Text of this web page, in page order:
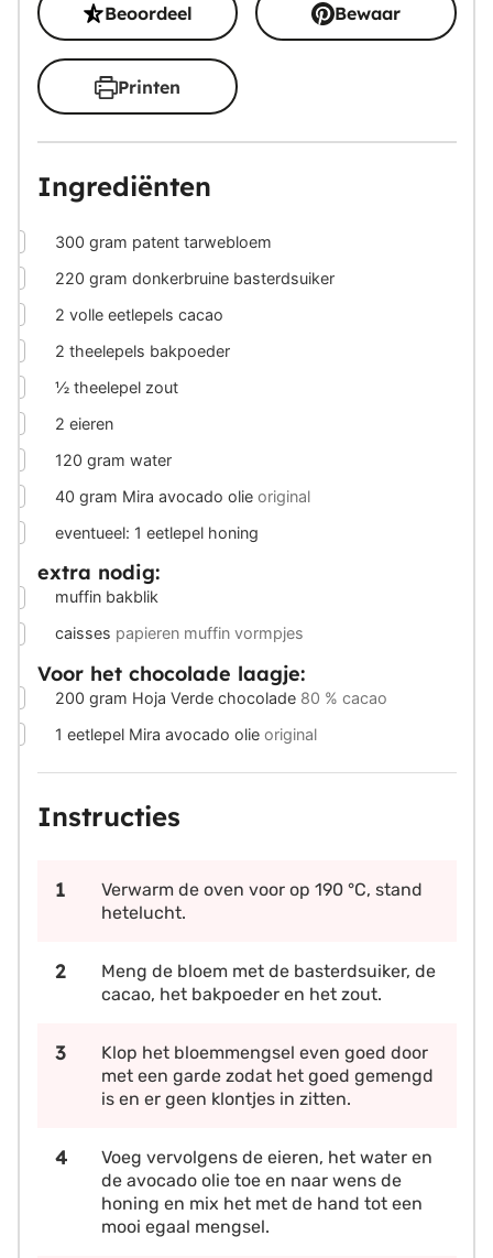
Beoordeel
Bewaar
Printen
Ingrediënten
300 gram patent tarwebloem
220 gram donkerbruine basterdsuiker
2 volle eetlepels cacao
2 theelepels bakpoeder
½ theelepel zout
2 eieren
120 gram water
40 gram Mira avocado olie original
eventueel: 1 eetlepel honing
extra nodig:
muffin bakblik
caisses papieren muffin vormpjes
Voor het chocolade laagje:
200 gram Hoja Verde chocolade 80 % cacao
1 eetlepel Mira avocado olie original
Instructies
Verwarm de oven voor op 190 °C, stand
hetelucht.
Meng de bloem met de basterdsuiker, de
cacao, het bakpoeder en het zout.
Klop het bloemmengsel even goed door
met een garde zodat het goed gemengd
is en er geen klontjes in zitten.
Voeg vervolgens de eieren, het water en
de avocado olie toe en naar wens de
honing en mix het met de hand tot een
mooi egaal mengsel.